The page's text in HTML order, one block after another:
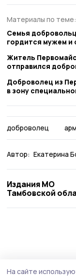
Материалы по теме:
Семья
гордится мужем и
Житель
отправился
Доброволец из
в зону
доброволец
Автор: Екатерина
Издания МО
Тамбовской
На сайте